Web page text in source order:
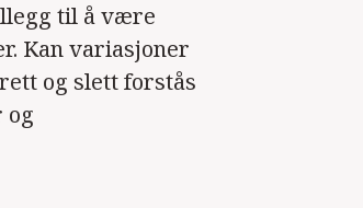
til å være
Kan variasjoner
og slett forstås
og